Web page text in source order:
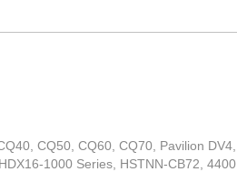
CQ50, CQ60, CQ70, Pavilion DV4,
1000 Series, HSTNN-CB72, 4400